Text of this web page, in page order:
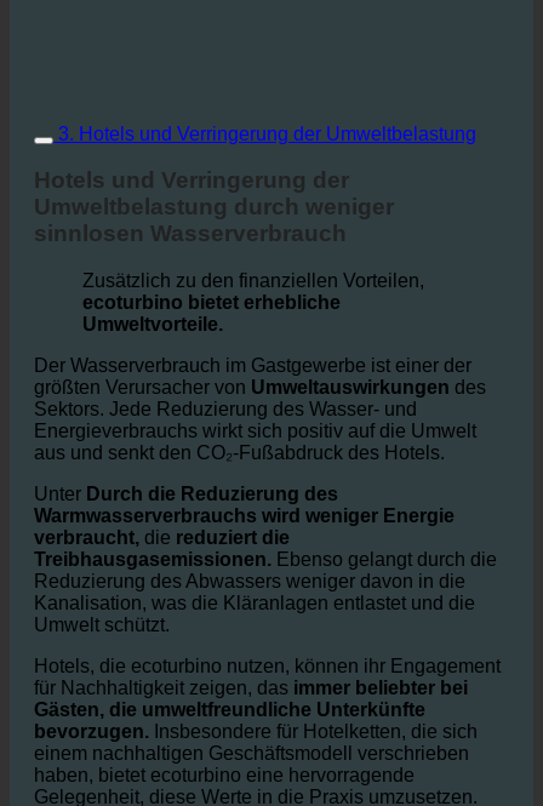
3. Hotels und Verringerung der Umweltbelastung
Hotels und Verringerung der
Umweltbelastung durch weniger
sinnlosen Wasserverbrauch
Zusätzlich zu den finanziellen Vorteilen,
Umweltvorteile.
Der Wasserverbrauch im Gastgewerbe ist einer der
größten Verursacher von Umweltauswirkungendes
Sektors. Jede Reduzierung des Wasser- und
aus und senkt den CO₂-Fußabdruck des Hotels.
UnterDurch die Reduzierung des
Warmwasserverbrauchs wird weniger Energie
verbraucht,diereduziert die
Treibhausgasemissionen.Ebenso gelangt durch die
Reduzierung des Abwassers weniger davon in die
Umwelt schützt.
Hotels, die ecoturbino nutzen, können ihr Engagement
für Nachhaltigkeit zeigen, dasimmer beliebter bei
Gästen, die umweltfreundliche Unterkünfte
bevorzugen. Insbesondere für Hotelketten, die sich
einem nachhaltigen Geschäftsmodell verschrieben